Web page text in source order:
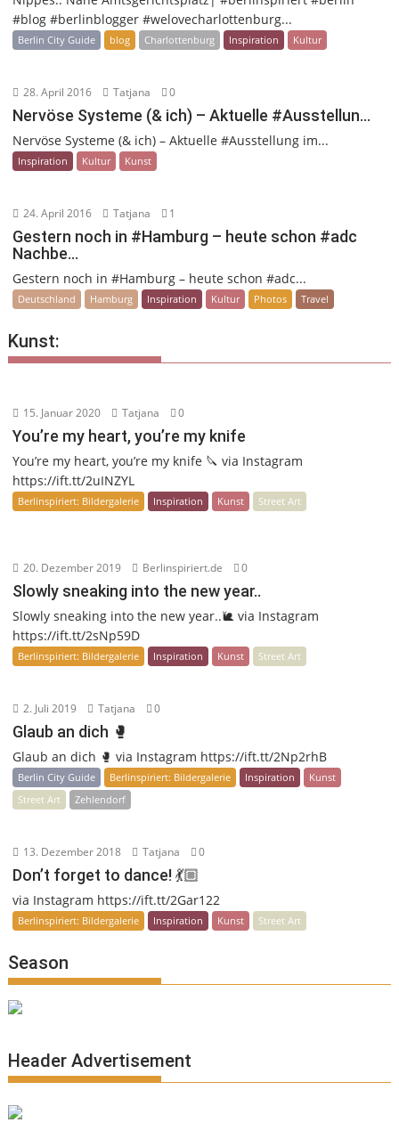
#blog #berlinblogger #welovecharlottenburg...
Berlin City Guide blog Charlottenburg Inspiration Kultur
28. April 2016 Tatjana 0
Nervöse Systeme (& ich) – Aktuelle #Ausstellun…
Nervöse Systeme (& ich) – Aktuelle #Ausstellung im...
Inspiration Kultur Kunst
24. April 2016 Tatjana 1
Gestern noch in #Hamburg – heute schon #adc
Nachbe…
Gestern noch in #Hamburg – heute schon #adc...
Deutschland Hamburg Inspiration Kultur Photos Travel
Kunst:
15. Januar 2020 Tatjana 0
You’re my heart, you’re my knife
You’re my heart, you’re my knife 🔪 via Instagram
https://ift.tt/2uINZYL
Berlinspiriert: Bildergalerie Inspiration Kunst Street Art
20. Dezember 2019 Berlinspiriert.de 0
Slowly sneaking into the new year..
Slowly sneaking into the new year..🐌 via Instagram
https://ift.tt/2sNp59D
Berlinspiriert: Bildergalerie Inspiration Kunst Street Art
2. Juli 2019 Tatjana 0
Glaub an dich 🥊
Glaub an dich 🥊 via Instagram https://ift.tt/2Np2rhB
Berlin City Guide Berlinspiriert: Bildergalerie Inspiration
Kunst
Street Art
Zehlendorf
13. Dezember 2018 Tatjana 0
Don’t forget to dance! 💃🏼
via Instagram https://ift.tt/2Gar122
Berlinspiriert: Bildergalerie Inspiration Kunst Street Art
Season
Header Advertisement